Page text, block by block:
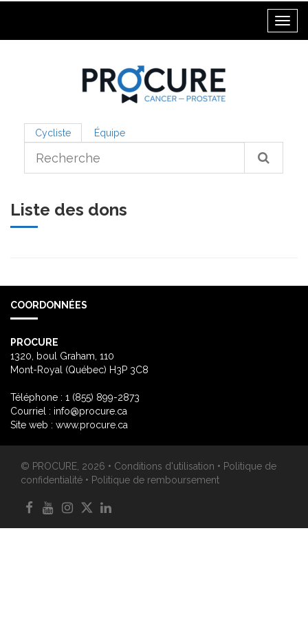
Cycliste Équipe
Liste des dons
COORDONNÉES
PROCURE
1320, boul Graham, 110
Mont-Royal (Québec) H3P 3C8
Téléphone : 1 (855) 899-2873
Courriel : info@procure.ca
Site web : www.procure.ca
© PROCURE, 2026 • Conditions d'utilisation • Politique de
confidentialité • Politique de remboursement